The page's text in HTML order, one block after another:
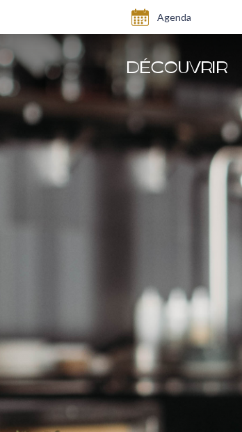
Agenda
DÉCOUVRIR